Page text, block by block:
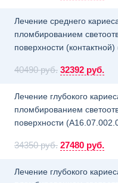
Лечение среднего
пломбированием
поверхности
40490 руб. 32392 руб.
Лечение глубокого
пломбированием
поверхности
34350 руб. 27480 руб.
Лечение глубокого